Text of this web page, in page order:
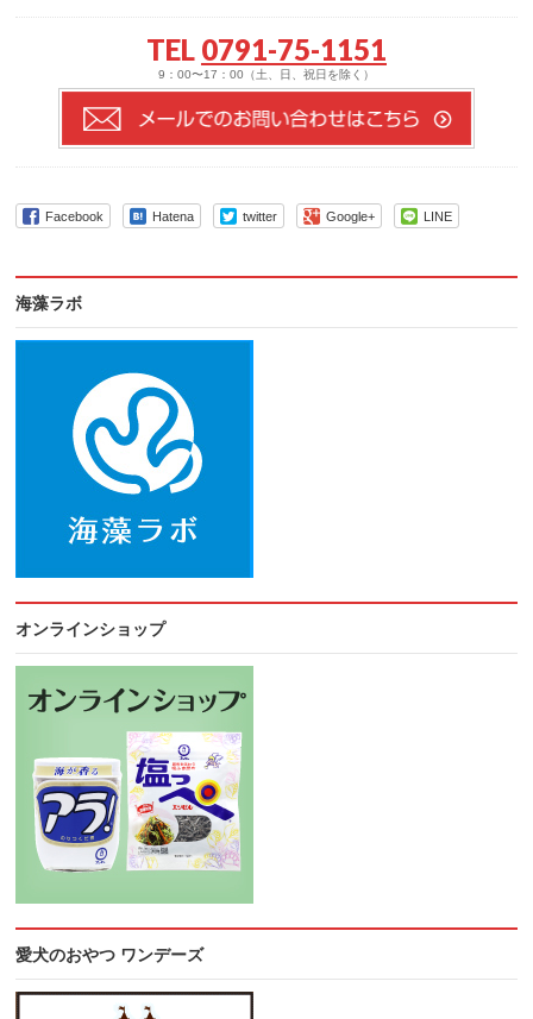
TEL 0791-75-1151
9：00〜17：00（土、日、祝日を除く）
Facebook Hatena twitter Google+ LINE
海藻ラボ
オンラインショップ
愛犬のおやつ ワンデーズ